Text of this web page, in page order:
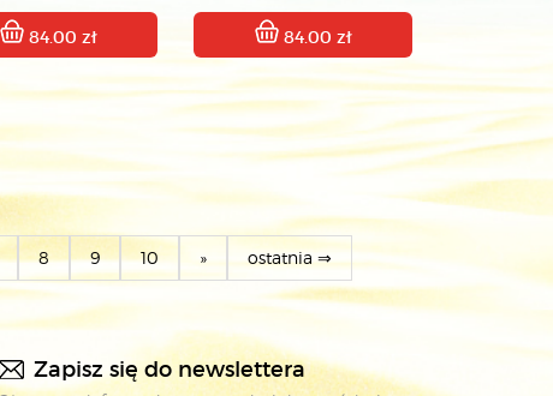
84.00 zł 84.00 zł
8 9 10 » ostatnia ⇒
Zapisz się do newslettera